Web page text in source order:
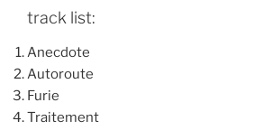
track list:
Anecdote
Autoroute
Furie
Traitement